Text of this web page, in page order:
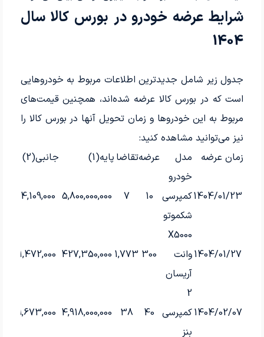
شرایط عرضه خودرو در بورس کالا سال
1404
جدول زیر شامل جدیدترین اطلاعات مربوط به خودروهایی
است که در بورس کالا عرضه شده‌اند، همچنین قیمت‌های
مربوط به این خودروها و زمان تحویل آنها در بورس کالا را
نیز می‌توانید مشاهده کنید:
زمان عرضه
مدل
خودرو
عرضهتقاضا پایه(1) جانبی(2)
1404/01/23کمپرسی
شکموتو
X5000
10
7
5,800,000,000
54,109,000
1404/01/27وانت
آریسان
2
300
1,773
427,350,000
21,472,000
1404/02/07کمپرسی
بنز
40
38
4,918,000,000
19,673,000